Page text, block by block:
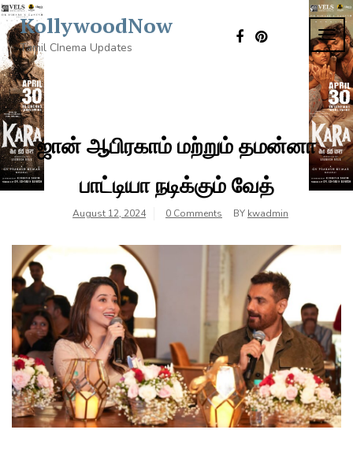
Skip
to
content
KollywoodNow
Tamil CInema Updates
ஜான் ஆபிரகாம் மற்றும் தமன்னா
பாட்டியா நடிக்கும் வேத்
August 12, 2024 0 Comments BY kwadmin